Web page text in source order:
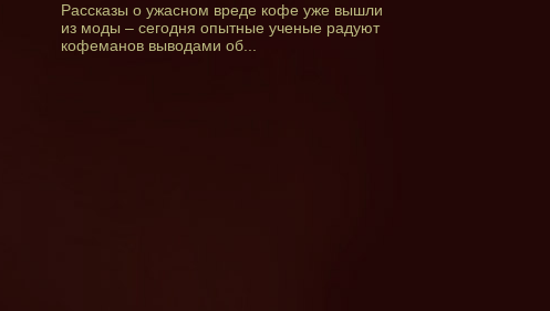
Рассказы о ужасном вреде кофе уже вышли
из моды – сегодня опытные ученые радуют
кофеманов выводами об...